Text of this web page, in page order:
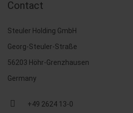
Contact
Steuler Holding GmbH
Georg-Steuler-Straße
56203 Höhr-Grenzhausen
Germany
+49 2624 13-0